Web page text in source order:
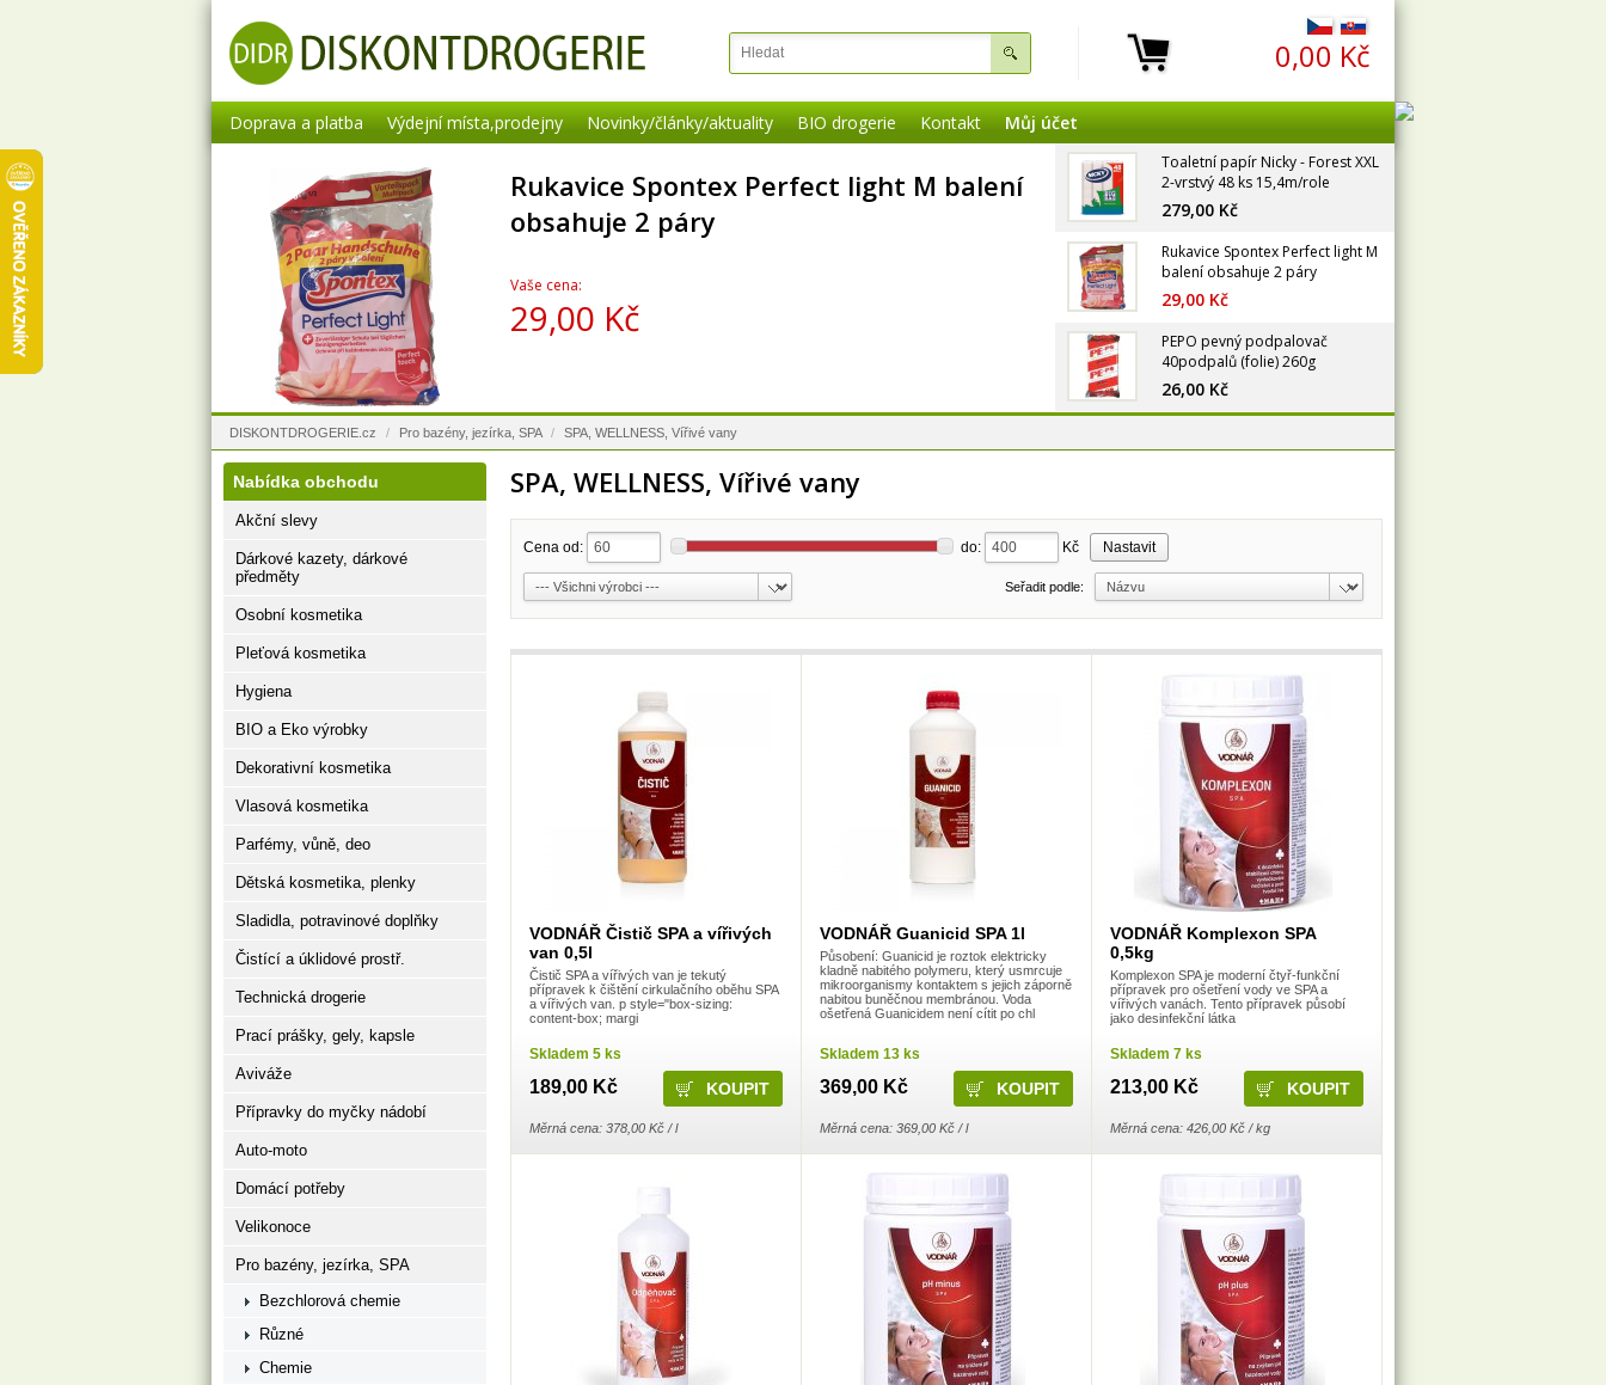
0,00 Kč
Doprava a platba Výdejní místa,prodejny Novinky/články/aktuality BIO drogerie Kontakt Můj účet
Rukavice Spontex Perfect light M balení
obsahuje 2 páry
Vaše cena:
29,00 Kč
Toaletní papír Nicky - Forest XXL
2-vrstvý 48 ks 15,4m/role
279,00 Kč
Rukavice Spontex Perfect light M
balení obsahuje 2 páry
29,00 Kč
PEPO pevný podpalovač
40podpalů (folie) 260g
26,00 Kč
DISKONTDROGERIE.cz / Pro bazény, jezírka, SPA / SPA, WELLNESS, Vířivé vany
SPA, WELLNESS, Vířivé vany
Cena od: do: Kč
Seřadit podle:
VODNÁŘ Čistič SPA a vířivých
van 0,5l
Čistič SPA a vířivých van je tekutý
přípravek k čištění cirkulačního oběhu SPA
a vířivých van. p style="box-sizing:
content-box; margi
Skladem 5 ks
189,00 Kč
Měrná cena: 378,00 Kč / l
VODNÁŘ Guanicid SPA 1l
Působení: Guanicid je roztok elektricky
kladně nabitého polymeru, který usmrcuje
mikroorganismy kontaktem s jejich záporně
nabitou buněčnou membránou. Voda
ošetřená Guanicidem není cítit po chl
Skladem 13 ks
369,00 Kč
Měrná cena: 369,00 Kč / l
VODNÁŘ Komplexon SPA
0,5kg
Komplexon SPA je moderní čtyř-funkční
přípravek pro ošetření vody ve SPA a
vířivých vanách. Tento přípravek působí
jako desinfekční látka
Skladem 7 ks
213,00 Kč
Měrná cena: 426,00 Kč / kg
Nabídka obchodu
Akční slevy
Dárkové kazety, dárkové
předměty
Osobní kosmetika
Pleťová kosmetika
Hygiena
BIO a Eko výrobky
Dekorativní kosmetika
Vlasová kosmetika
Parfémy, vůně, deo
Dětská kosmetika, plenky
Sladidla, potravinové doplňky
Čistící a úklidové prostř.
Technická drogerie
Prací prášky, gely, kapsle
Aviváže
Přípravky do myčky nádobí
Auto-moto
Domácí potřeby
Velikonoce
Pro bazény, jezírka, SPA
Bezchlorová chemie
Různé
Chemie